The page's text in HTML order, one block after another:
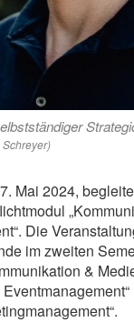
Mai 2024,
Die
im zweiten
&